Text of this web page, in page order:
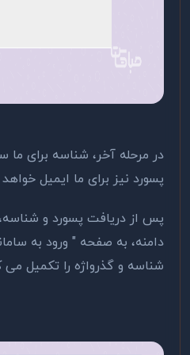
در مرحله آخر، شناسه برای ما
پسورد نیز برای ما ایمیل
پس از دریافت پسورد و
دامنه، به صفحه " ورود به
شناسه و گذرواژه را تکمیل می